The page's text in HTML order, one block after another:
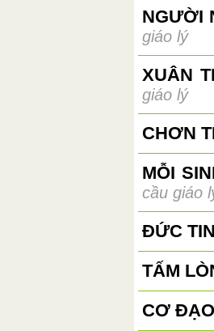
NGƯỜI
giáo lý
XUÂN
giáo lý
CHƠN
MỖI
cầu giáo
ĐỨC
TẤM
CƠ